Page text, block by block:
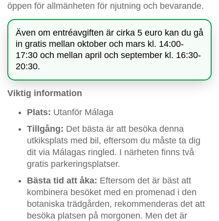
öppen för allmänheten för njutning och bevarande.
Även om entréavgiften är cirka 5 euro kan du gå
in gratis mellan oktober och mars kl. 14:00-
17:30 och mellan april och september kl. 16:30-
20:30.
Viktig information
Plats: Utanför Málaga
Tillgång: Det bästa är att besöka denna
utkiksplats med bil, eftersom du måste ta dig
dit via Málagas ringled. I närheten finns två
gratis parkeringsplatser.
Bästa tid att åka: Eftersom det är bäst att
kombinera besöket med en promenad i den
botaniska trädgården, rekommenderas det att
besöka platsen på morgonen. Men det är